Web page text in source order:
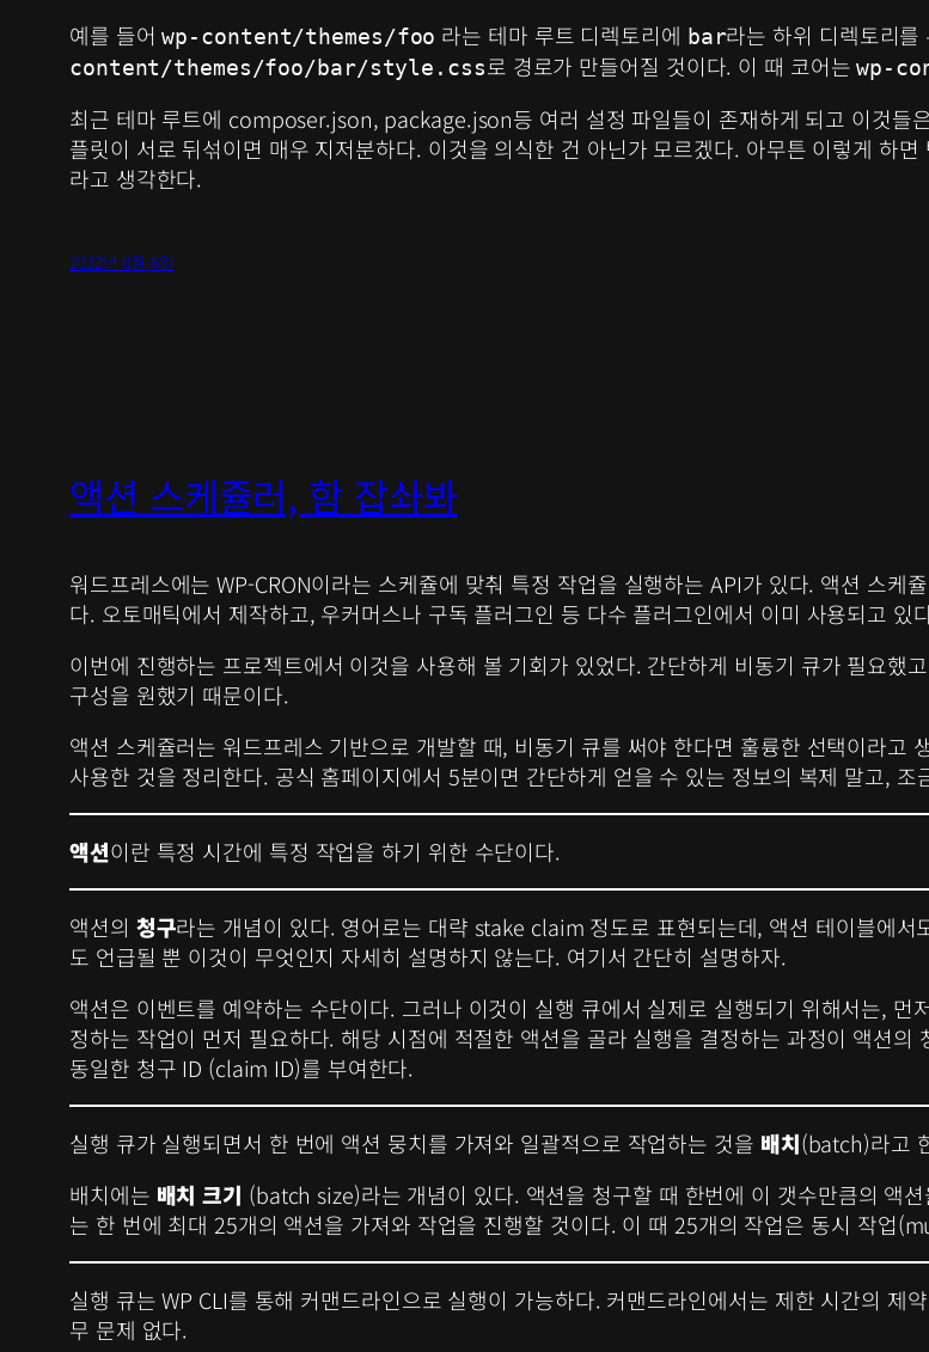
예를 들어wp-content/themes/foo 라는 테마 루트 디렉토리에 bar라는 하위 디렉토리
content/themes/foo/bar/style.css로 경로가 만들어질 것이다. 이 때 코어는wp-
최근 테마 루트에 composer.json, package.json등 여러 설정 파일들이 존재하게 되고 이것들
플릿이 서로 뒤섞이면 매우 지저분하다. 이것을 의식한 건 아닌가 모르겠다. 아무튼 이렇게 하
라고 생각한다.
2022년 8월 6일
액션 스케쥴러, 함 잡솨봐
워드프레스에는 WP-CRON이라는 스케쥴에 맞춰 특정 작업을 실행하는 API가 있다. 액션 스케
다. 오토매틱에서 제작하고, 우커머스나 구독 플러그인 등 다수 플러그인에서 이미 사용되고 있
이번에 진행하는 프로젝트에서 이것을 사용해 볼 기회가 있었다. 간단하게 비동기 큐가 필요했
구성을 원했기 때문이다.
액션 스케쥴러는 워드프레스 기반으로 개발할 때, 비동기 큐를 써야 한다면 훌륭한 선택이라고
사용한 것을 정리한다. 공식 홈페이지에서 5분이면 간단하게 얻을 수 있는 정보의 복제 말고,
액션이란 특정 시간에 특정 작업을 하기 위한 수단이다.
액션의 청구라는 개념이 있다. 영어로는 대략 stake claim 정도로 표현되는데, 액션 테이블에
도 언급될 뿐 이것이 무엇인지 자세히 설명하지 않는다. 여기서 간단히 설명하자.
액션은 이벤트를 예약하는 수단이다. 그러나 이것이 실행 큐에서 실제로 실행되기 위해서는,
정하는 작업이 먼저 필요하다. 해당 시점에 적절한 액션을 골라 실행을 결정하는 과정이 액션
동일한 청구 ID (claim ID)를 부여한다.
실행 큐가 실행되면서 한 번에 액션 뭉치를 가져와 일괄적으로 작업하는 것을 배치(batch)라고
배치에는 배치 크기 (batch size)라는 개념이 있다. 액션을 청구할 때 한번에 이 갯수만큼의 액
는 한 번에 최대 25개의 액션을 가져와 작업을 진행할 것이다. 이 때 25개의 작업은 동시 작
실행 큐는 WP CLI를 통해 커맨드라인으로 실행이 가능하다. 커맨드라인에서는 제한 시간의
무 문제 없다.